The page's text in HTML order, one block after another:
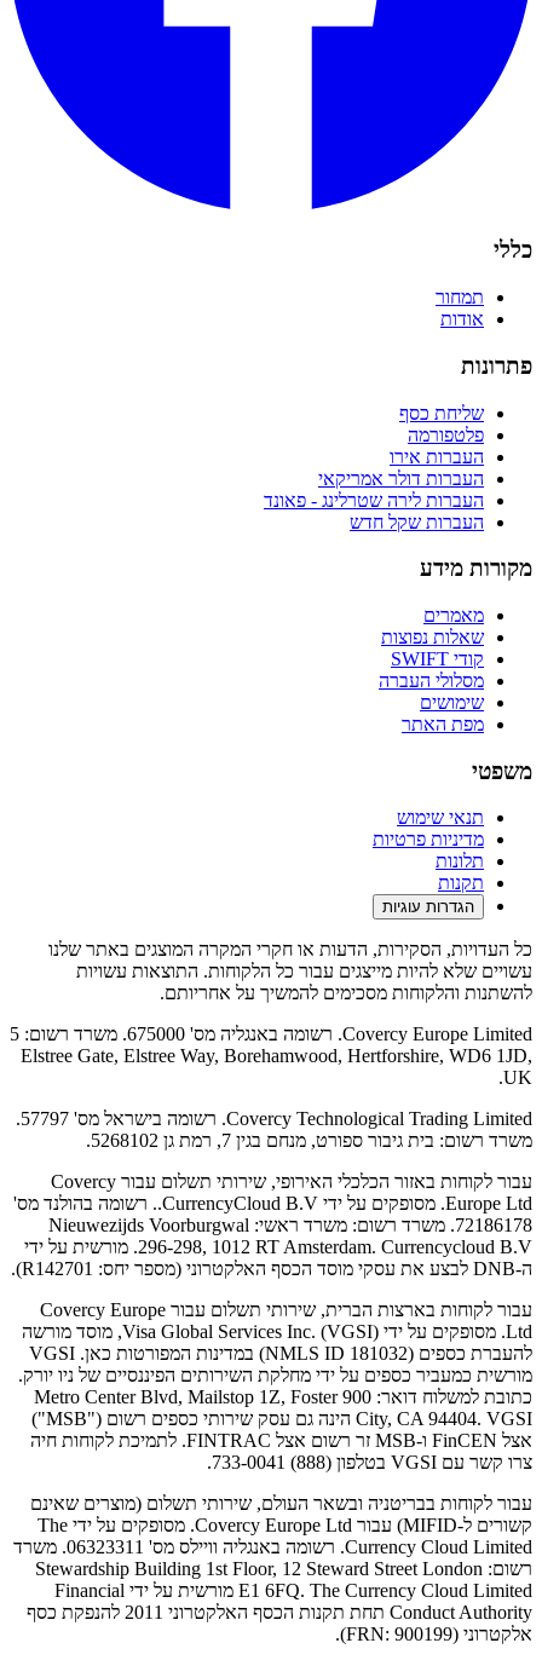
כללי
תמחור
אודות
פתרונות
שליחת כסף
פלטפורמה
העברות אירו
העברות דולר אמריקאי
העברות לירה שטרלינג - פאונד
העברות שקל חדש
מקורות מידע
מאמרים
שאלות נפוצות
קודי SWIFT
מסלולי העברה
שימושים
מפת האתר
משפטי
תנאי שימוש
מדיניות פרטיות
תלונות
תקנות
הגדרות עוגיות
כל העדויות, הסקירות, הדעות או חקרי המקרה המוצגים באתר שלנו
עשויים שלא להיות מייצגים עבור כל הלקוחות. התוצאות עשויות
להשתנות והלקוחות מסכימים להמשיך על אחריותם.
Covercy Europe Limited. רשומה באנגליה מס' 675000. משרד רשום: 5
Elstree Gate, Elstree Way, Borehamwood, Hertforshire, WD6 1JD,
UK.
Covercy Technological Trading Limited. רשומה בישראל מס' 57797.
משרד רשום: בית גיבור ספורט, מנחם בגין 7, רמת גן 5268102.
עבור לקוחות באזור הכלכלי האירופי, שירותי תשלום עבור Covercy
Europe Ltd. מסופקים על ידי CurrencyCloud B.V.. רשומה בהולנד מס'
72186178. משרד רשום: משרד ראשי: Nieuwezijds Voorburgwal
296-298, 1012 RT Amsterdam. Currencycloud B.V. מורשית על ידי
ה-DNB לבצע את עסקי מוסד הכסף האלקטרוני (מספר יחס: R142701).
עבור לקוחות בארצות הברית, שירותי תשלום עבור Covercy Europe
Ltd. מסופקים על ידי Visa Global Services Inc. (VGSI), מוסד מורשה
להעברת כספים (NMLS ID 181032) במדינות המפורטות כאן. VGSI
מורשית כמעביר כספים על ידי מחלקת השירותים הפיננסיים של ניו יורק.
כתובת למשלוח דואר: 900 Metro Center Blvd, Mailstop 1Z, Foster
City, CA 94404. VGSI הינה גם עסק שירותי כספים רשום ("MSB")
אצל FinCEN ו-MSB זר רשום אצל FINTRAC. לתמיכת לקוחות חיה
צרו קשר עם VGSI בטלפון (888) 733-0041.
עבור לקוחות בבריטניה ובשאר העולם, שירותי תשלום (מוצרים שאינם
קשורים ל-MIFID) עבור Covercy Europe Ltd. מסופקים על ידי The
Currency Cloud Limited. רשומה באנגליה וויילס מס' 06323311. משרד
רשום: Stewardship Building 1st Floor, 12 Steward Street London
E1 6FQ. The Currency Cloud Limited מורשית על ידי Financial
Conduct Authority תחת תקנות הכסף האלקטרוני 2011 להנפקת כסף
אלקטרוני (FRN: 900199).